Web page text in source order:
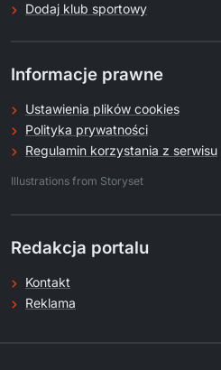
Dodaj klub sportowy
Informacje prawne
Ustawienia plików cookies
Polityka prywatności
Regulamin korzystania z serwisu
Illustrations from Storyset
Redakcja portalu
Kontakt
Reklama